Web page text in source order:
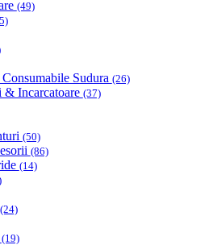
(49)
Sudura (26)
& Incarcatoare (37)
(50)
(86)
(14)
(24)
(19)